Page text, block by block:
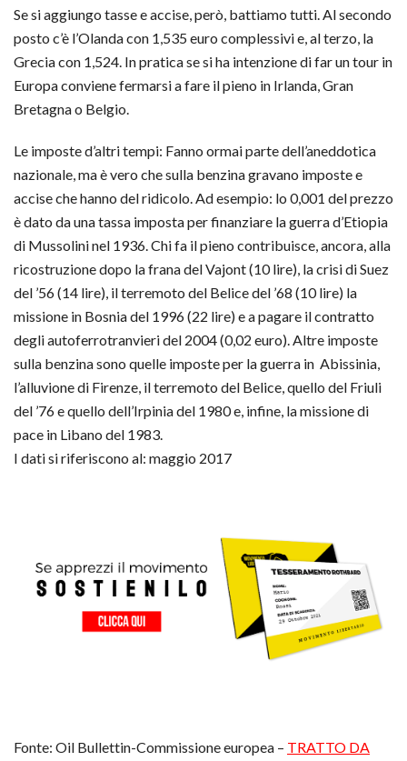
Se si aggiungo tasse e accise, però, battiamo tutti. Al secondo
posto c’è l’Olanda con 1,535 euro complessivi e, al terzo, la
Grecia con 1,524. In pratica se si ha intenzione di far un tour in
Europa conviene fermarsi a fare il pieno in Irlanda, Gran
Bretagna o Belgio.
Le imposte d’altri tempi: Fanno ormai parte dell’aneddotica
nazionale, ma è vero che sulla benzina gravano imposte e
accise che hanno del ridicolo. Ad esempio: lo 0,001 del prezzo
è dato da una tassa imposta per finanziare la guerra d’Etiopia
di Mussolini nel 1936. Chi fa il pieno contribuisce, ancora, alla
ricostruzione dopo la frana del Vajont (10 lire), la crisi di Suez
del ’56 (14 lire), il terremoto del Belice del ’68 (10 lire) la
missione in Bosnia del 1996 (22 lire) e a pagare il contratto
degli autoferrotranvieri del 2004 (0,02 euro). Altre imposte
sulla benzina sono quelle imposte per la guerra in Abissinia,
l’alluvione di Firenze, il terremoto del Belice, quello del Friuli
del ’76 e quello dell’Irpinia del 1980 e, infine, la missione di
pace in Libano del 1983.
I dati si riferiscono al: maggio 2017
Fonte: Oil Bullettin-Commissione europea – TRATTO DA